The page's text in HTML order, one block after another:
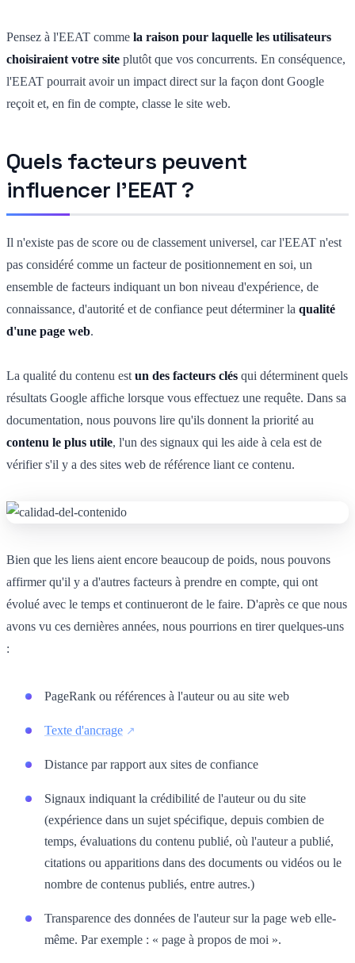
Pensez à l'EEAT comme la raison pour laquelle les utilisateurs
choisiraient votre site plutôt que vos concurrents. En conséquence,
l'EEAT pourrait avoir un impact direct sur la façon dont Google
reçoit et, en fin de compte, classe le site web.
Quels facteurs peuvent
influencer l'EEAT ?
Il n'existe pas de score ou de classement universel, car l'EEAT n'est
pas considéré comme un facteur de positionnement en soi, un
ensemble de facteurs indiquant un bon niveau d'expérience, de
connaissance, d'autorité et de confiance peut déterminer la qualité
d'une page web.
La qualité du contenu est un des facteurs clés qui déterminent quels
résultats Google affiche lorsque vous effectuez une requête. Dans sa
documentation, nous pouvons lire qu'ils donnent la priorité au
contenu le plus utile, l'un des signaux qui les aide à cela est de
vérifier s'il y a des sites web de référence liant ce contenu.
Bien que les liens aient encore beaucoup de poids, nous pouvons
affirmer qu'il y a d'autres facteurs à prendre en compte, qui ont
évolué avec le temps et continueront de le faire. D'après ce que nous
avons vu ces dernières années, nous pourrions en tirer quelques-uns
:
PageRank ou références à l'auteur ou au site web
Texte d'ancrage
Distance par rapport aux sites de confiance
Signaux indiquant la crédibilité de l'auteur ou du site
(expérience dans un sujet spécifique, depuis combien de
temps, évaluations du contenu publié, où l'auteur a publié,
citations ou apparitions dans des documents ou vidéos ou le
nombre de contenus publiés, entre autres.)
Transparence des données de l'auteur sur la page web elle-
même. Par exemple : « page à propos de moi ».